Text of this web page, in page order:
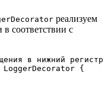
реализуем
соответствии с
в нижний регистр
LoggerDecorator {